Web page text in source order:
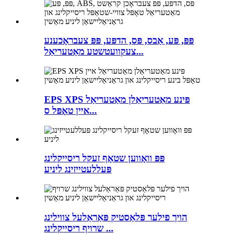
פּפּ, פּע, אַבס, פּס, הדפּע, פּפּ צעבראָכענע
צעקוועטשטע מאַטעריאַל...
EPS XPS פּינע מאַטעריאַלן מאַטעריאַל
איין טאָפּל ס...
פּפּ וואָווען שטאָף זעקל ריסייקלינג
פּעללעטייזינג ליניע
הויך פילער פּלאַסטיק פּאַראַלעל צווילינג
שרויף ריסייקלינג ...